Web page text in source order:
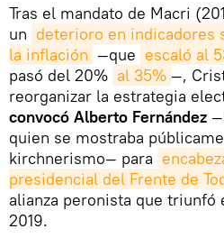
Tras el mandato de Macri
un deterioro en indicadores
la inflación —que escaló al
pasó del 20% al 35% —,
reorganizar la estrategia
convocó Alberto Fernández
quien se mostraba
kirchnerismo— para
presidencial del Frente de
alianza peronista que triunfó
2019.